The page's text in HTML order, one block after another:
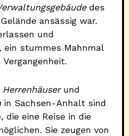
des
ansässig war.
und
ein stummes Mahnmal
und
in Sachsen-Anhalt sind
die eine Reise in die
Sie zeugen von